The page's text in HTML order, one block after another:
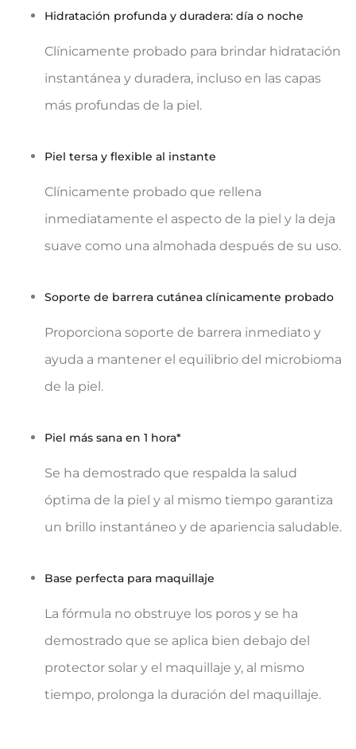
Hidratación profunda y duradera: día o noche
Clínicamente probado para brindar hidratación
instantánea y duradera, incluso en las capas
más profundas de la piel.
Piel tersa y flexible al instante
Clínicamente probado que rellena
inmediatamente el aspecto de la piel y la deja
suave como una almohada después de su uso.
Soporte de barrera cutánea clínicamente probado
Proporciona soporte de barrera inmediato y
ayuda a mantener el equilibrio del microbioma
de la piel.
Piel más sana en 1 hora*
Se ha demostrado que respalda la salud
óptima de la piel y al mismo tiempo garantiza
un brillo instantáneo y de apariencia saludable.
Base perfecta para maquillaje
La fórmula no obstruye los poros y se ha
demostrado que se aplica bien debajo del
protector solar y el maquillaje y, al mismo
tiempo, prolonga la duración del maquillaje.